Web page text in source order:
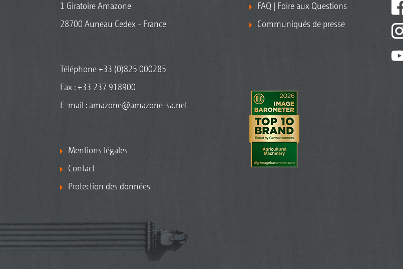
1 Giratoire Amazone
28700 Auneau Cedex - France
Téléphone+33 (0)825 000285
Fax : +33 237 918900
E-mail : amazone@amazone-sa.net
Mentions légales
Contact
Protection des données
FAQ | Foire aux Questions
Communiqués de presse